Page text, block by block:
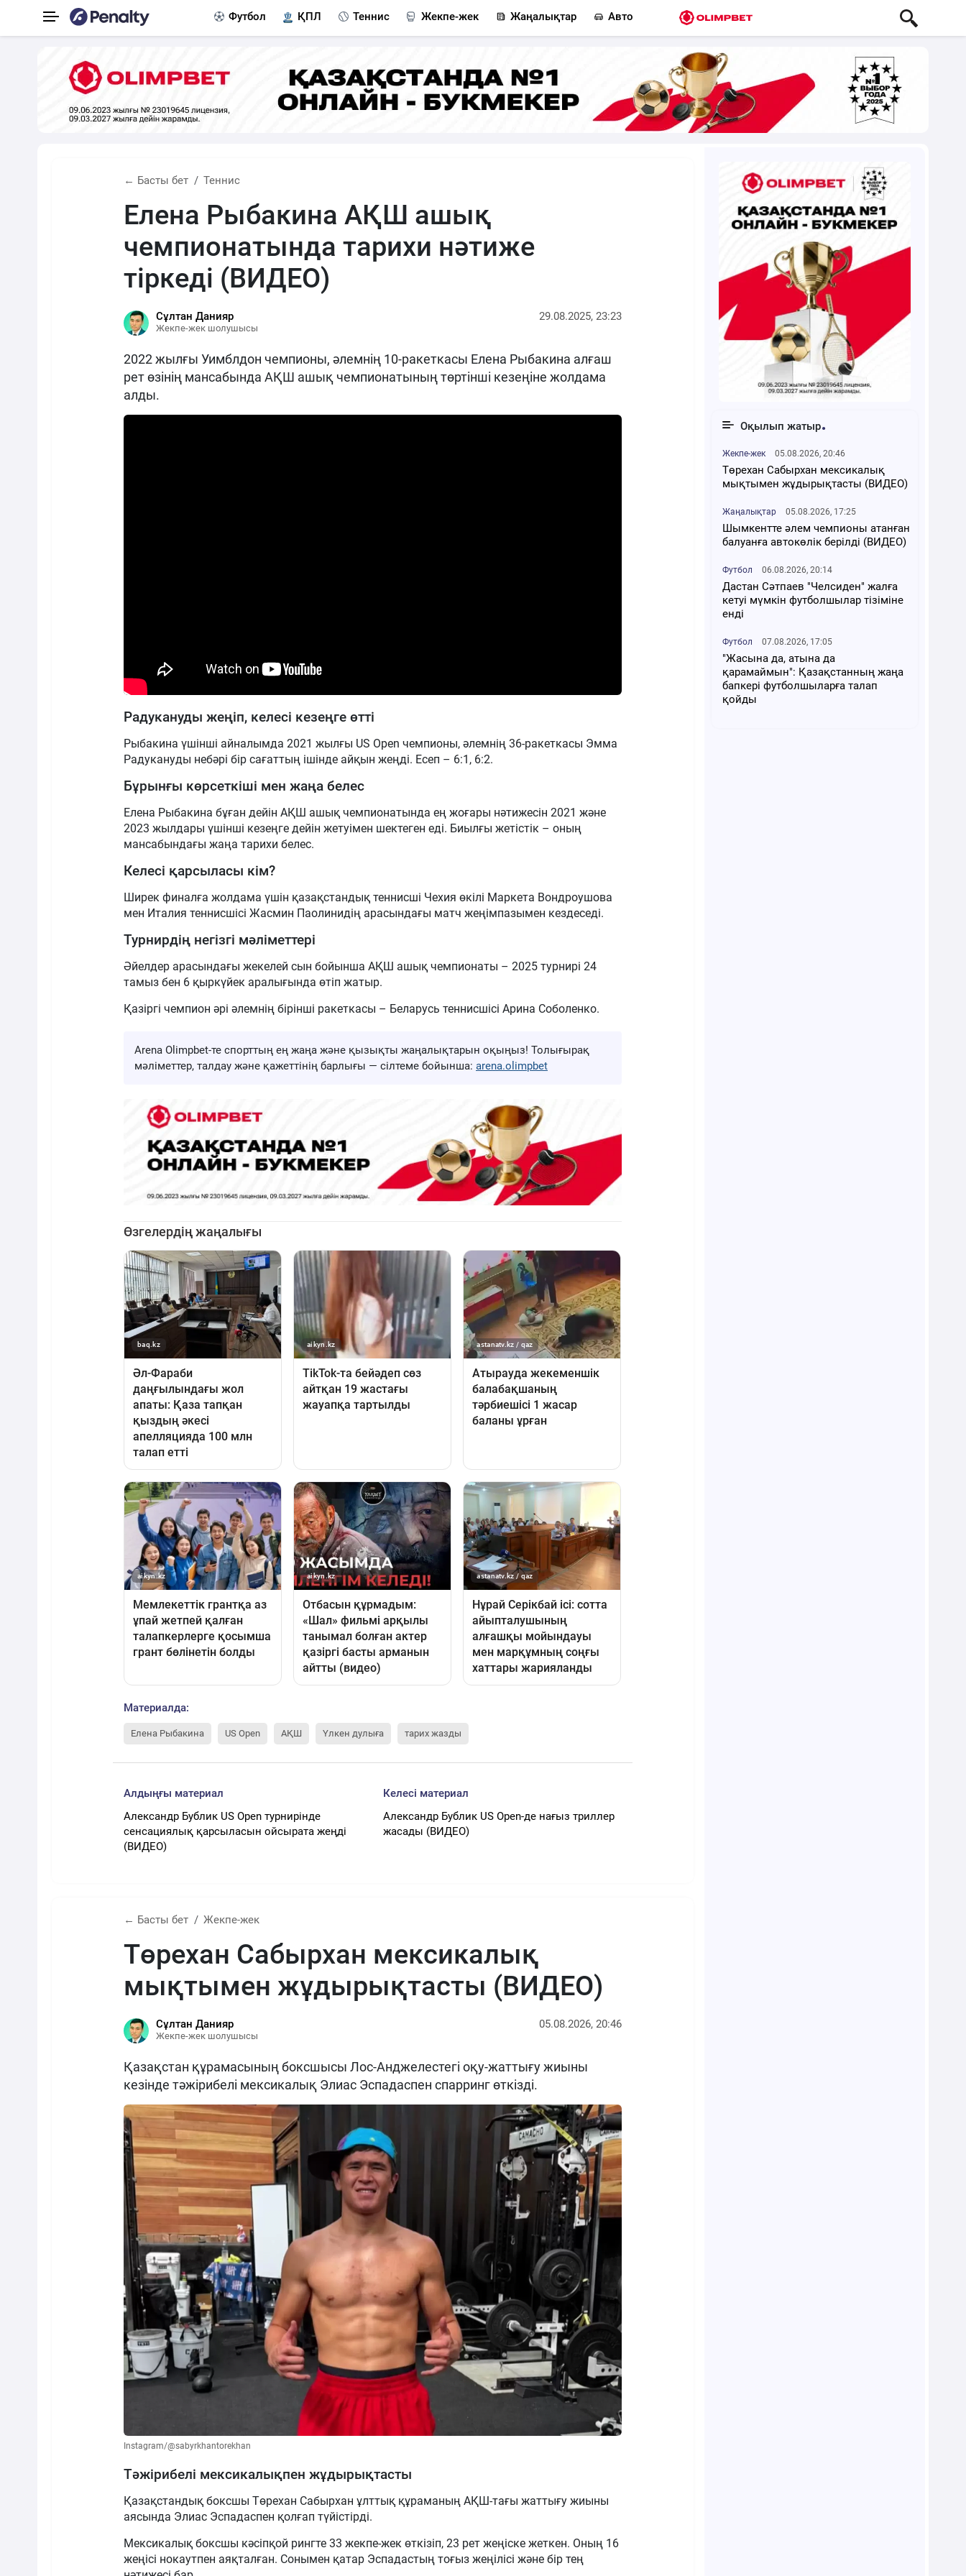
Футбол ҚПЛ Теннис Жекпе-жек Жаңалықтар Авто
← Басты бет Теннис
Елена Рыбакина АҚШ ашық
чемпионатында тарихи нәтиже
тіркеді (ВИДЕО)
Сұлтан Данияр
Жекпе-жек шолушысы
29.08.2025, 23:23
2022 жылғы Уимблдон чемпионы, әлемнің 10-ракеткасы Елена Рыбакина алғаш
рет өзінің мансабында АҚШ ашық чемпионатының төртінші кезеңіне жолдама
алды.
Радукануды жеңіп, келесі кезеңге өтті
Рыбакина үшінші айналымда 2021 жылғы US Open чемпионы, әлемнің 36-ракеткасы Эмма
Радукануды небәрі бір сағаттың ішінде айқын жеңді. Есеп – 6:1, 6:2.
Бұрынғы көрсеткіші мен жаңа белес
Елена Рыбакина бұған дейін АҚШ ашық чемпионатында ең жоғары нәтижесін 2021 және
2023 жылдары үшінші кезеңге дейін жетуімен шектеген еді. Биылғы жетістік – оның
мансабындағы жаңа тарихи белес.
Келесі қарсыласы кім?
Ширек финалға жолдама үшін қазақстандық теннисші Чехия өкілі Маркета Вондроушова
мен Италия теннисшісі Жасмин Паолинидің арасындағы матч жеңімпазымен кездеседі.
Турнирдің негізгі мәліметтері
Әйелдер арасындағы жекелей сын бойынша АҚШ ашық чемпионаты – 2025 турнирі 24
тамыз бен 6 қыркүйек аралығында өтіп жатыр.
Қазіргі чемпион әрі әлемнің бірінші ракеткасы – Беларусь теннисшісі Арина Соболенко.
Arena Olimpbet-те спорттың ең жаңа және қызықты жаңалықтарын оқыңыз! Толығырақ
мәліметтер, талдау және қажеттінің барлығы — сілтеме бойынша: arena.olimpbet
Материалда:
Елена Рыбакина US Open АҚШ Үлкен дулыға тарих жазды
Алдыңғы материал
Александр Бублик US Open турнирінде
сенсациялық қарсыласын ойсырата жеңді
(ВИДЕО)
Келесі материал
Александр Бублик US Open-де нағыз триллер
жасады (ВИДЕО)
← Басты бет Жекпе-жек
Төрехан Сабырхан мексикалық
мықтымен жұдырықтасты (ВИДЕО)
Сұлтан Данияр
Жекпе-жек шолушысы
05.08.2026, 20:46
Қазақстан құрамасының боксшысы Лос-Анджелестегі оқу-жаттығу жиыны
кезінде тәжірибелі мексикалық Элиас Эспадаспен спарринг өткізді.
Instagram/@sabyrkhantorekhan
Тәжірибелі мексикалықпен жұдырықтасты
Қазақстандық боксшы Төрехан Сабырхан ұлттық құраманың АҚШ-тағы жаттығу жиыны
аясында Элиас Эспадаспен қолғап түйістірді.
Мексикалық боксшы кәсіпқой рингте 33 жекпе-жек өткізіп, 23 рет жеңіске жеткен. Оның 16
жеңісі нокаутпен аяқталған. Сонымен қатар Эспадастың тоғыз жеңілісі және бір тең
Оқылып жатыр
Жекпе-жек 05.08.2026, 20:46
Төрехан Сабырхан мексикалық
мықтымен жұдырықтасты (ВИДЕО)
Жаңалықтар 05.08.2026, 17:25
Шымкентте әлем чемпионы атанған
балуанға автокөлік берілді (ВИДЕО)
Футбол 06.08.2026, 20:14
Дастан Сәтпаев "Челсиден" жалға
кетуі мүмкін футболшылар тізіміне
енді
Футбол 07.08.2026, 17:05
"Жасына да, атына да
қарамаймын": Қазақстанның жаңа
бапкері футболшыларға талап
қойды